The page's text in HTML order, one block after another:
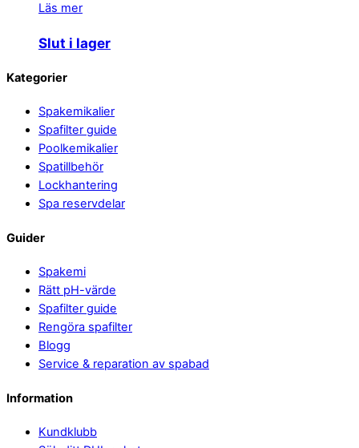
Läs mer
Slut i lager
Back
Top
Kategorier
Spakemikalier
Spafilter guide
Poolkemikalier
Spatillbehör
Lockhantering
Spa reservdelar
Guider
Spakemi
Rätt pH-värde
Spafilter guide
Rengöra spafilter
Blogg
Service & reparation av spabad
Information
Kundklubb